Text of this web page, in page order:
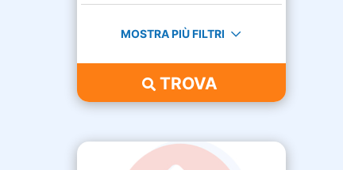
MOSTRA PIÙ FILTRI
TROVA